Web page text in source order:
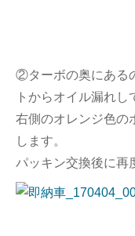
②ターボの奥にある
トからオイル漏れし
右側のオレンジ色の
します。
パッキン交換後に再